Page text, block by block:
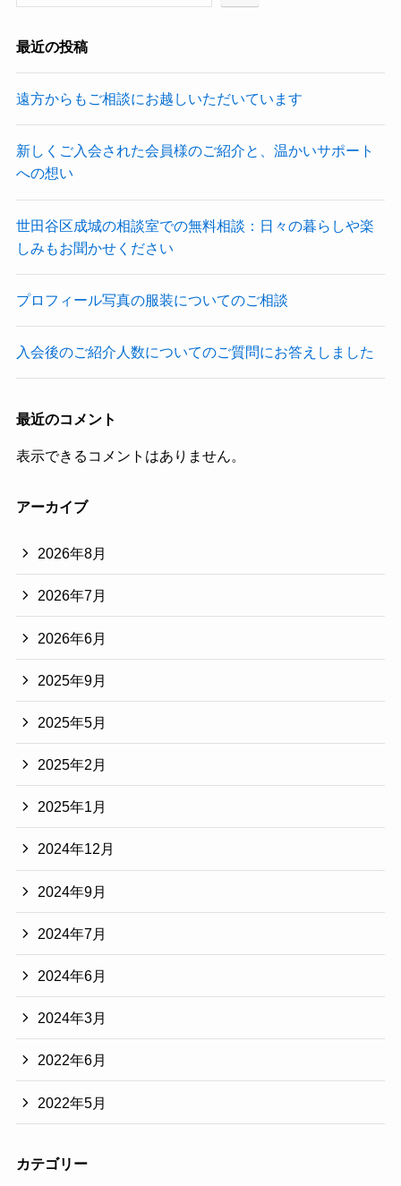
最近の投稿
遠方からもご相談にお越しいただいています
新しくご入会された会員様のご紹介と、温かいサポート
への想い
世田谷区成城の相談室での無料相談：日々の暮らしや楽
しみもお聞かせください
プロフィール写真の服装についてのご相談
入会後のご紹介人数についてのご質問にお答えしました
最近のコメント
表示できるコメントはありません。
アーカイブ
2026年8月
2026年7月
2026年6月
2025年9月
2025年5月
2025年2月
2025年1月
2024年12月
2024年9月
2024年7月
2024年6月
2024年3月
2022年6月
2022年5月
カテゴリー